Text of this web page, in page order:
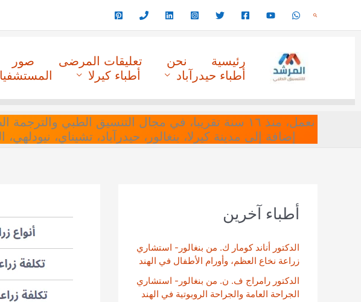
البحث
رئيسية نحن تعليقات المرضى صور
أطباء حيدرآباد
أطباء كيرلا
نعمل، منذ ١٦ سنة تقريبا، في مجال التنسيق الطبي
إضافة إلى مدينة كيرلا، بنغالور، حيدرآباد، تشيناي،
أطباء آخرين
الدكتور أناند كومار ك. من بنغالور- استشاري
زراعة نخاع العظم، وأورام الأطفال في الهند
الدكتور رامراج ف. ن. من بنغالور- استشاري
الجراحة العامة والجراحة الروبوتية في الهند